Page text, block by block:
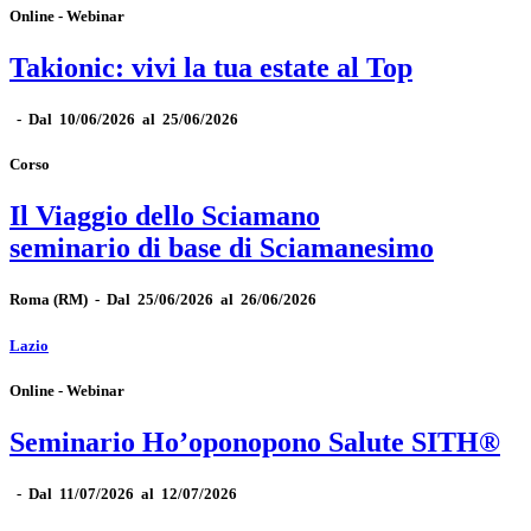
Online - Webinar
Takionic: vivi la tua estate al Top
- Dal 10/06/2026 al 25/06/2026
Corso
Il Viaggio dello Sciamano
seminario di base di Sciamanesimo
Roma (RM) - Dal 25/06/2026 al 26/06/2026
Lazio
Online - Webinar
Seminario Ho’oponopono Salute SITH®
- Dal 11/07/2026 al 12/07/2026